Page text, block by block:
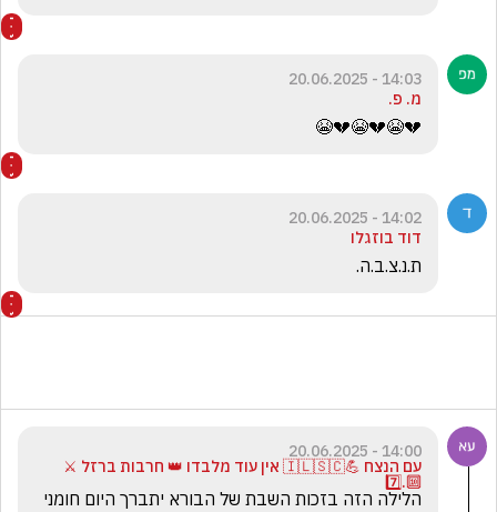
14:03 - 20.06.2025
מ. פ.
💔😭💔😭💔😭
14:02 - 20.06.2025
דוד בוזגלו
ת.נ.צ.ב.ה.
14:00 - 20.06.2025
עם הנצח 💪🇮🇱🇸🇨 אין עוד מלבדו 👑 חרבות ברזל ⚔️
🔟.7️⃣